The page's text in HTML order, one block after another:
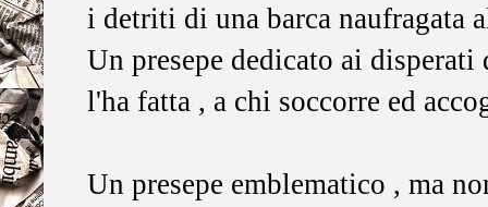
i detriti di una barca naufragata
Un presepe dedicato ai
l'ha fatta , a chi soccorre ed
Un presepe emblematico , ma